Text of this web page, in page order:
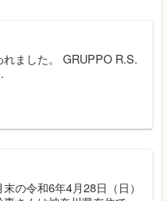
ました。 GRUPPO R.S.
の令和6年4月28日（日）